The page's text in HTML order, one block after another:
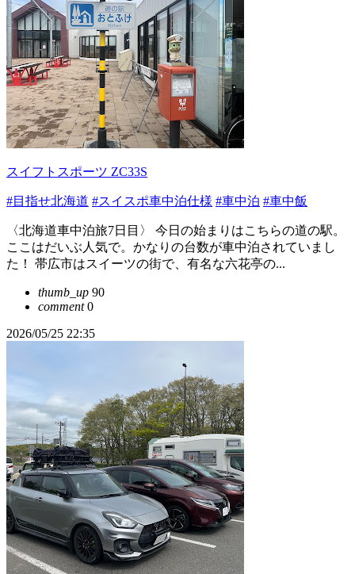
スイフトスポーツ ZC33S
#目指せ北海道 #スイスポ車中泊仕様 #車中泊 #車中飯
〈北海道車中泊旅7日目〉 今日の始まりはこちらの道の駅。
ここはだいぶ人気で。かなりの台数が車中泊されていまし
た！ 帯広市はスイーツの街で、有名な六花亭の...
thumb_up 90
comment0
2026/05/25 22:35